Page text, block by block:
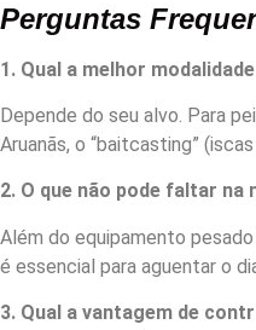
Perguntas
1. Qual a melhor
Depende do seu alvo. Para
Aruanãs, o “baitcasting”
2. O que não pode faltar na
Além do equipamento
é essencial para aguentar o
3. Qual a vantagem de